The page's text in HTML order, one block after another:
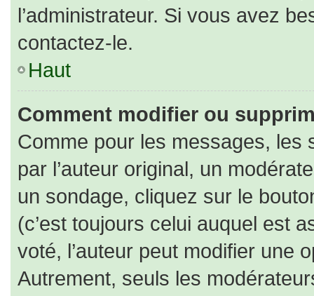
l’administrateur. Si vous avez
contactez-le.
Haut
Comment modifier ou
Comme pour les messages, les
par l’auteur original, un
un sondage, cliquez sur le
(c’est toujours celui auquel est
voté, l’auteur peut modifier une
Autrement, seuls les